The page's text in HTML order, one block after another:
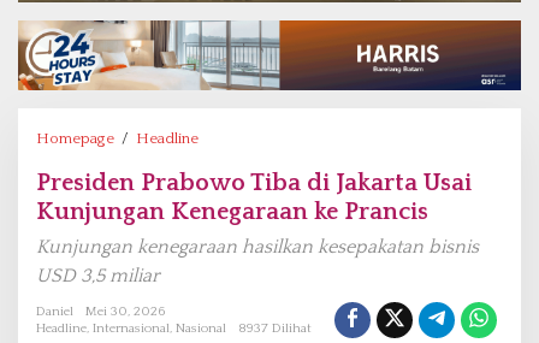
Homepage / Headline
e
s
d
P
Presiden Prabowo Tiba di Jakarta Usai
Kunjungan Kenegaraan ke Prancis
Kunjungan kenegaraan hasilkan kesepakatan bisnis
USD 3,5 miliar
Daniel
Mei 30, 2026
Headline, Internasional, Nasional 8937 Dilihat